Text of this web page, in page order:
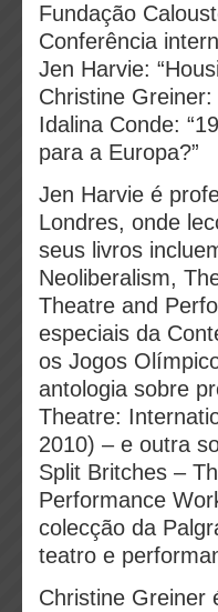
Fundação
Conferência
Jen Harvie:
Christine Greiner:
Idalina Conde:
para a Europa?”
Jen Harvie é
Londres, onde
seus livros
Neoliberalism,
Theatre and
especiais da
os Jogos
antologia sobre
Theatre:
2010) – e outra
Split Britches –
Performance
colecção da
teatro e
Christine Greiner